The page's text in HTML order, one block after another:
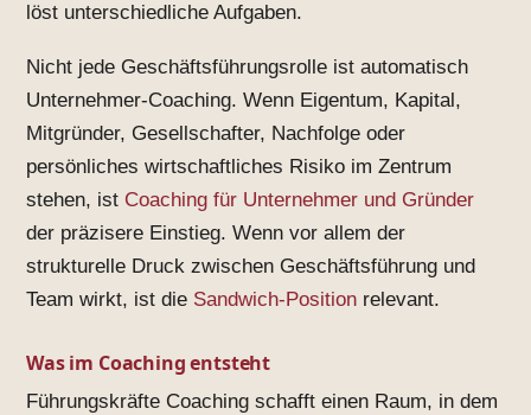
löst unterschiedliche Aufgaben.
Nicht jede Geschäftsführungsrolle ist automatisch
Unternehmer-Coaching. Wenn Eigentum, Kapital,
Mitgründer, Gesellschafter, Nachfolge oder
persönliches wirtschaftliches Risiko im Zentrum
stehen, ist Coaching für Unternehmer und Gründer
der präzisere Einstieg. Wenn vor allem der
strukturelle Druck zwischen Geschäftsführung und
Team wirkt, ist die Sandwich-Position relevant.
Was im Coaching entsteht
Führungskräfte Coaching schafft einen Raum, in dem